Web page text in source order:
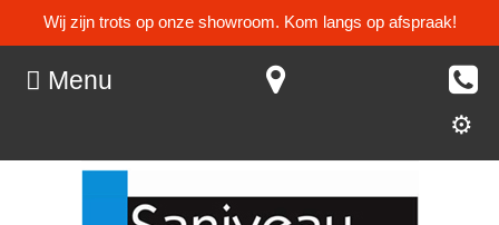
Wij zijn trots op onze showroom. Kom langs op afspraak!
Menu